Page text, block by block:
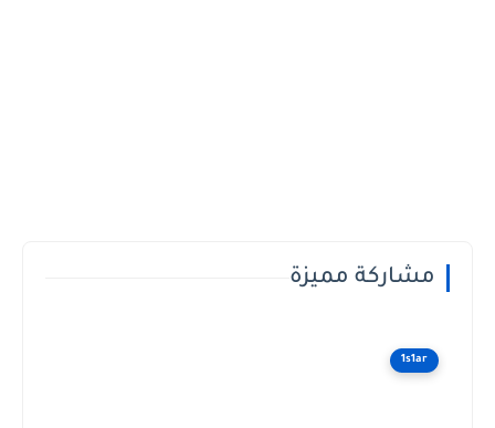
مشاركة مميزة
1s1ar